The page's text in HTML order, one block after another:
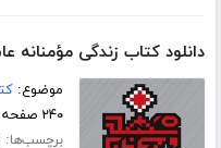
دانلود کتاب زندگی مؤمنانه
موضوع:
۲۴۰ صفحه
برچسب‌ها: